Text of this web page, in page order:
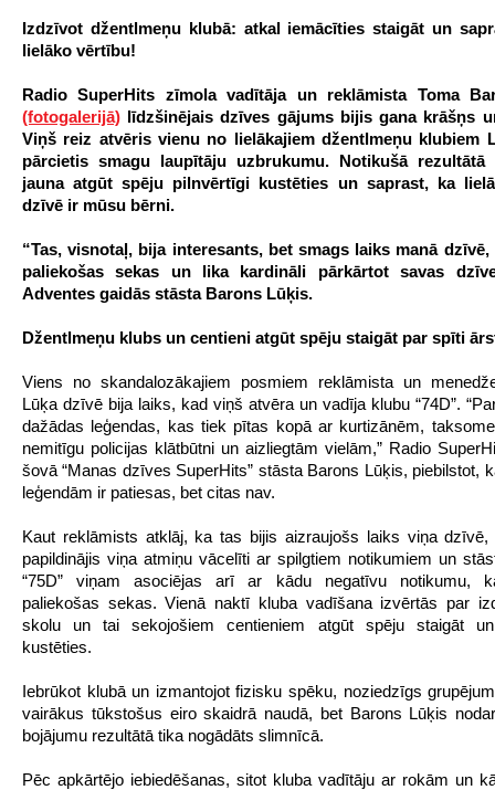
Izdzīvot džentlmeņu klubā: atkal iemācīties staigāt un
lielāko vērtību!
Radio SuperHits zīmola vadītāja un reklāmista Toma
(fotogalerijā) līdzšinējais dzīves gājums bijis gana krāšņs
Viņš reiz atvēris vienu no lielākajiem džentlmeņu klubiem
pārcietis smagu laupītāju uzbrukumu. Notikušā rezultātā
jauna atgūt spēju pilnvērtīgi kustēties un saprast, ka
dzīvē ir mūsu bērni.
“Tas, visnotaļ, bija interesants, bet smags laiks manā
paliekošas sekas un lika kardināli pārkārtot savas
Adventes gaidās stāsta Barons Lūķis.
Džentlmeņu klubs un centieni atgūt spēju staigāt par spīti
Viens no skandalozākajiem posmiem reklāmista un
Lūķa dzīvē bija laiks, kad viņš atvēra un vadīja klubu “74D”.
dažādas leģendas, kas tiek pītas kopā ar kurtizānēm,
nemitīgu policijas klātbūtni un aizliegtām vielām,” Radio
šovā “Manas dzīves SuperHits” stāsta Barons Lūķis, piebilstot,
leģendām ir patiesas, bet citas nav.
Kaut reklāmists atklāj, ka tas bijis aizraujošs laiks viņa
papildinājis viņa atmiņu vācelīti ar spilgtiem notikumiem un
“75D” viņam asociējas arī ar kādu negatīvu notikumu,
paliekošas sekas. Vienā naktī kluba vadīšana izvērtās par
skolu un tai sekojošiem centieniem atgūt spēju staigāt
kustēties.
Iebrūkot klubā un izmantojot fizisku spēku, noziedzīgs
vairākus tūkstošus eiro skaidrā naudā, bet Barons Lūķis
bojājumu rezultātā tika nogādāts slimnīcā.
Pēc apkārtējo iebiedēšanas, sitot kluba vadītāju ar rokām un